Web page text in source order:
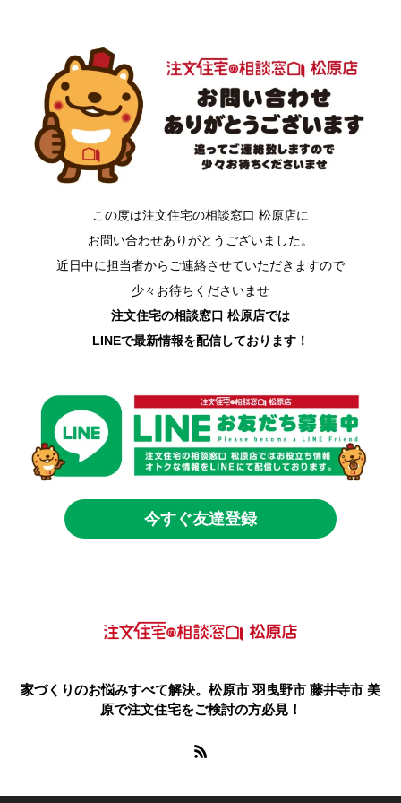
この度は注文住宅の相談窓口 松原店に
お問い合わせありがとうございました。
近日中に担当者からご連絡させていただきますので
少々お待ちくださいませ
注文住宅の相談窓口 松原店では
LINEで最新情報を配信しております！
今すぐ友達登録
家づくりのお悩みすべて解決。松原市 羽曳野市 藤井寺市 美
原で注文住宅をご検討の方必見！